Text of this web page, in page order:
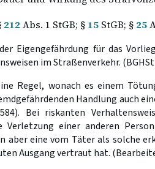
212 Abs. 1 StGB; § 15StGB; § 25
Eigengefährdung für das
im Straßenverkehr.
Regel, wonach es einem
Handlung auch
Bei riskanten
Verletzung einer anderen
aber eine vom Täter als solche
Ausgang vertraut hat.